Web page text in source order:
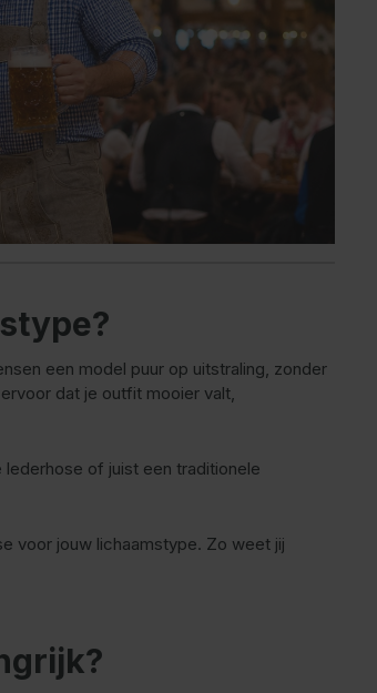
een model puur op uitstraling, zonder
dat je outfit mooier valt,
of juist een traditionele
voor jouw lichaamstype. Zo weet jij